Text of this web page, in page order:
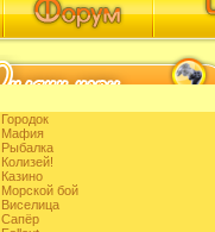
Городок
Мафия
Рыбалка
Колизей!
Казино
Морской бой
Виселица
Сапёр